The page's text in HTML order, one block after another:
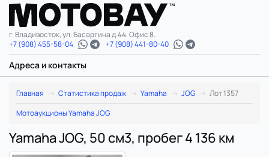
г. Владивосток, ул. Басаргина д.44. Офис 8.
+7 (908) 455-58-04
+7 (908) 441-80-40
Адреса и контакты
Главная Статистика продаж Yamaha JOG
Лот 1357
Мотоаукционы Yamaha JOG
Yamaha JOG, 50 см3, пробег 4 136 км